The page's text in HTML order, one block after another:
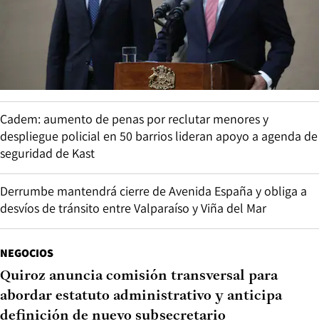
Cadem: aumento de penas por reclutar menores y
despliegue policial en 50 barrios lideran apoyo a agenda de
seguridad de Kast
Derrumbe mantendrá cierre de Avenida España y obliga a
desvíos de tránsito entre Valparaíso y Viña del Mar
NEGOCIOS
Quiroz anuncia comisión transversal para
abordar estatuto administrativo y anticipa
definición de nuevo subsecretario